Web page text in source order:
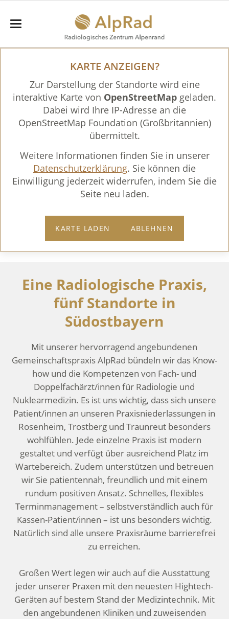
KARTE ANZEIGEN?
Zur Darstellung der Standorte wird eine
interaktive Karte von OpenStreetMap geladen.
Dabei wird Ihre IP-Adresse an die
OpenStreetMap Foundation (Großbritannien)
übermittelt.
Weitere Informationen finden Sie in unserer
Datenschutzerklärung. Sie können die
Einwilligung jederzeit widerrufen, indem Sie die
Seite neu laden.
KARTE LADEN ABLEHNEN
Eine Radiologische Praxis,
fünf Standorte in
Südostbayern
Mit unserer hervorragend angebundenen
Gemeinschaftspraxis AlpRad bündeln wir das Know-
how und die Kompetenzen von Fach- und
Doppelfachärzt/innen für Radiologie und
Nuklearmedizin. Es ist uns wichtig, dass sich unsere
Patient/innen an unseren Praxisniederlassungen in
Rosenheim, Trostberg und Traunreut besonders
wohlfühlen. Jede einzelne Praxis ist modern
gestaltet und verfügt über ausreichend Platz im
Wartebereich. Zudem unterstützen und betreuen
wir Sie patientennah, freundlich und mit einem
rundum positiven Ansatz. Schnelles, flexibles
Terminmanagement – selbstverständlich auch für
Kassen-Patient/innen – ist uns besonders wichtig.
Natürlich sind alle unsere Praxisräume barrierefrei
zu erreichen.
Großen Wert legen wir auch auf die Ausstattung
jeder unserer Praxen mit den neuesten Hightech-
Geräten auf bestem Stand der Medizintechnik. Mit
den angebundenen Kliniken und zuweisenden